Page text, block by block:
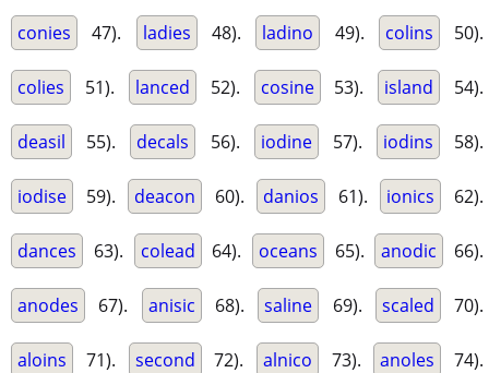
conies 47). ladies 48). ladino 49). colins 50).
colies 51). lanced 52). cosine 53). island 54).
deasil 55). decals 56). iodine 57). iodins 58).
iodise 59). deacon 60). danios 61). ionics 62).
dances 63). colead 64). oceans 65). anodic 66).
anodes 67). anisic 68). saline 69). scaled 70).
aloins 71). second 72). alnico 73). anoles 74).